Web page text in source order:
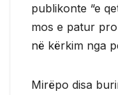
publikonte “e
mos e patur
në kërkim nga
Mirëpo disa